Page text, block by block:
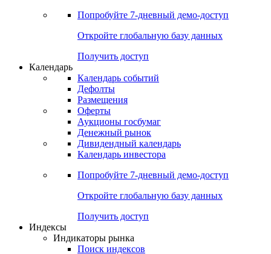
Попробуйте 7-дневный демо-доступ
Откройте глобальную базу данных
Получить доступ
Календарь
Календарь событий
Дефолты
Размещения
Оферты
Аукционы госбумаг
Денежный рынок
Дивидендный календарь
Календарь инвестора
Попробуйте 7-дневный демо-доступ
Откройте глобальную базу данных
Получить доступ
Индексы
Индикаторы рынка
Поиск индексов